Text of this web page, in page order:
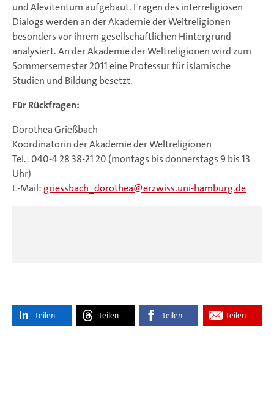
und Alevitentum aufgebaut. Fragen des interreligiösen
Dialogs werden an der Akademie der Weltreligionen
besonders vor ihrem gesellschaftlichen Hintergrund
analysiert. An der Akademie der Weltreligionen wird zum
Sommersemester 2011 eine Professur für islamische
Studien und Bildung besetzt.
Für Rückfragen:
Dorothea Grießbach
Koordinatorin der Akademie der Weltreligionen
Tel.: 040-4 28 38-21 20 (montags bis donnerstags 9 bis 13
Uhr)
E-Mail: griessbach_dorothea erzwiss.uni-hamburg.de
teilen teilen teilen teilen